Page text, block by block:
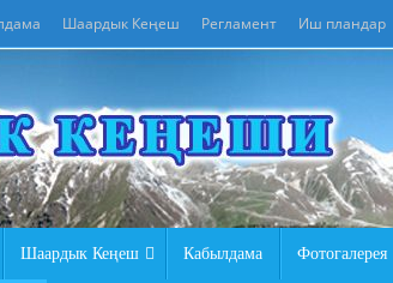
Шаардык Кеңеш Регламент Иш пландар
Шаардык Кеңеш Кабылдама Фотогалерея